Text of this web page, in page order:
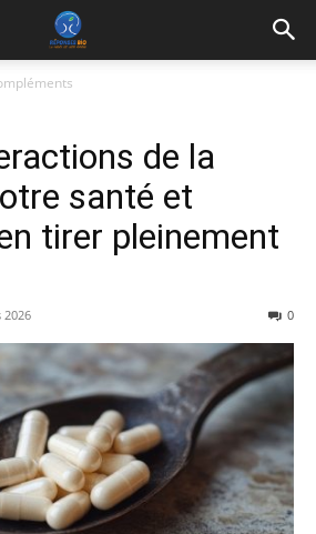
de la
santé et
tirer pleinement
2026 0